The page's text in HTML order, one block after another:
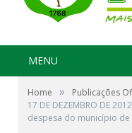
MENU
Home » Publicações
17 DE DEZEMBRO DE
despesa do município